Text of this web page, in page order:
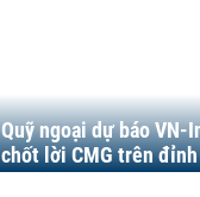
Quỹ ngoại dự báo VN-
chốt lời CMG trên